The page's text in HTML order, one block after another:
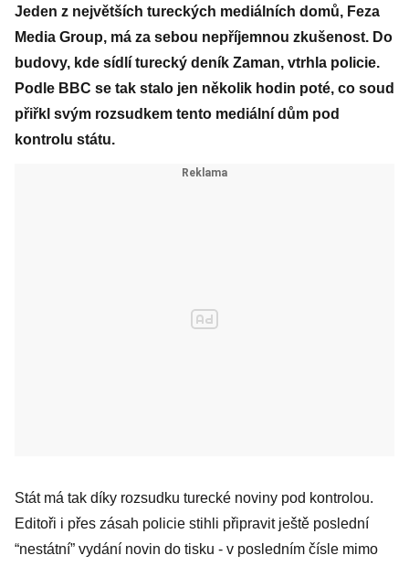
Jeden z největších tureckých mediálních domů, Feza
Media Group, má za sebou nepříjemnou zkušenost. Do
budovy, kde sídlí turecký deník Zaman, vtrhla policie.
Podle BBC se tak stalo jen několik hodin poté, co soud
přiřkl svým rozsudkem tento mediální dům pod
kontrolu státu.
Stát má tak díky rozsudku turecké noviny pod kontrolou.
Editoři i přes zásah policie stihli připravit ještě poslední
“nestátní” vydání novin do tisku - v posledním čísle mimo